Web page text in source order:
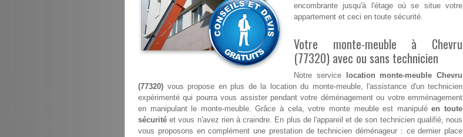
encombrante jusqu'à l'étage où se situe votre
appartement et ceci en toute sécurité.
Votre monte-meuble à Chevru
(77320) avec ou sans technicien
Notre service
location monte-meuble Chevru
(77320) vous propose en plus de la location du monte-meuble, l'assistance d'un technicien
expérimenté qui pourra vous assister pendant votre déménagement ou votre emménagement
en manipulant le monte-meuble. Grâce à cela, votre monte meuble est manipuléen toute
sécurité et vous n'avez rien à craindre. En plus de l'appareil et de son technicien qualifié, nous
vous proposons en complément une prestation de technicien déménageur : ce dernier place